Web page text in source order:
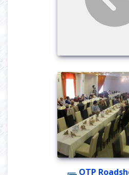
OTP Roadshow az